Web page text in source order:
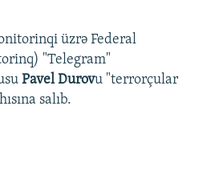
üzrə Federal
"Telegram"
Pavel Durovu "terrorçular
salıb.